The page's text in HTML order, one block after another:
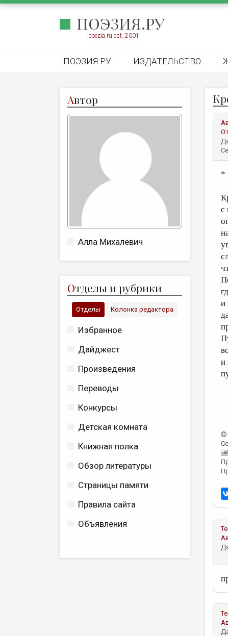
ПОЭЗИЯ.РУ
poezia.ru est. 2001
ПОЭЗИЯ.РУ ИЗДАТЕЛЬСТВО
Автор
Алла Михалевич
Отделы и рубрики
Отделы Колонка редактора
Избранное
Дайджест
Произведения
Переводы
Конкурсы
Детская комната
Книжная полка
Обзор литературы
Страницы памяти
Правила сайта
Объявления
*
с
и
и